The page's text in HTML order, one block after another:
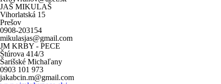
JAŠ MIKULAŠ
Vihorlatská 15
Prešov
0908-203154
mikulasjas@gmail.com
JM KRBY - PECE
Štúrova 414/3
Šarišské Michaľany
0903 101 973
jakabcin.m@gmail.com